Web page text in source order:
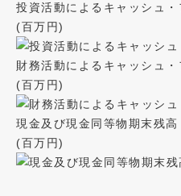
投資活動によるキャッシュ・
(百万円)
財務活動によるキャッシュ・
(百万円)
現金及び現金同等物期末残高
(百万円)